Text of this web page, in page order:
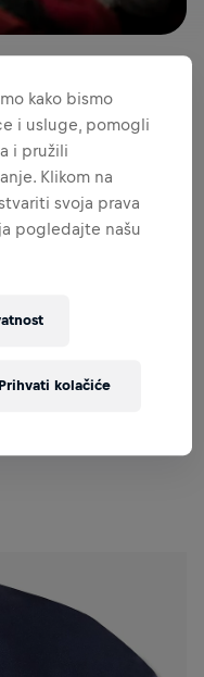
trkače ne mora biti
samo par tenisica, ali
će se sigurno svidjeti
svačiji budžet koji
ili nadolazeće
trkačima uvijek
kako bismo
i usluge, pomogli
i pružili
Klikom na
svoja prava
pogledajte našu
Prihvati kolačiće